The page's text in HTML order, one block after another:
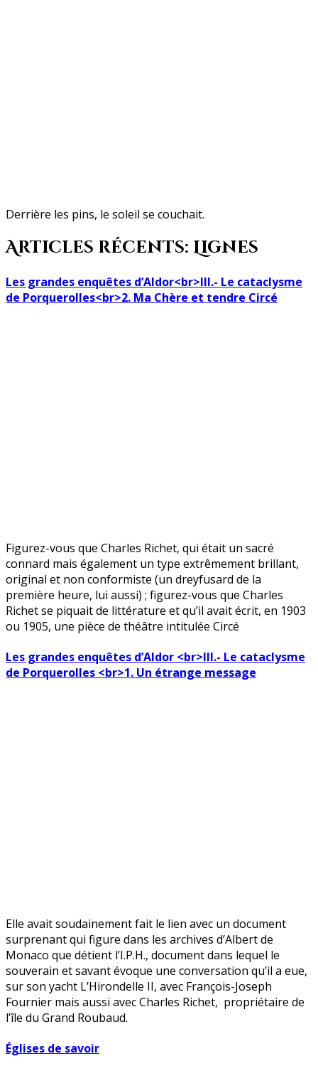
Derrière les pins, le soleil se couchait.
Articles récents: Lignes
Les grandes enquêtes d’Aldor<br>III.- Le cataclysme
de Porquerolles<br>2. Ma Chère et tendre Circé
Figurez-vous que Charles Richet, qui était un sacré
connard mais également un type extrêmement brillant,
original et non conformiste (un dreyfusard de la
première heure, lui aussi) ; figurez-vous que Charles
Richet se piquait de littérature et qu’il avait écrit, en 1903
ou 1905, une pièce de théâtre intitulée Circé
Les grandes enquêtes d’Aldor <br>III.- Le cataclysme
de Porquerolles <br>1. Un étrange message
Elle avait soudainement fait le lien avec un document
surprenant qui figure dans les archives d’Albert de
Monaco que détient l’I.P.H., document dans lequel le
souverain et savant évoque une conversation qu’il a eue,
sur son yacht L’Hirondelle II, avec François-Joseph
Fournier mais aussi avec Charles Richet, propriétaire de
l’île du Grand Roubaud.
Églises de savoir